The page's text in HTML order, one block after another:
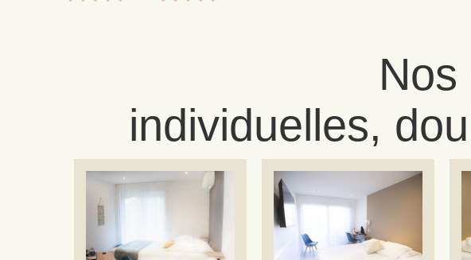
Nos
individuelles,